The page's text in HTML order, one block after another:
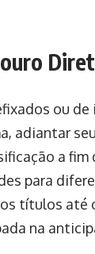
ou
adiantar
a fim
para
títulos até
na